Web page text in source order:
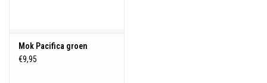
Mok Pacifica groen
€9,95